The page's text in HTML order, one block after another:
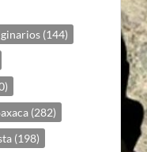
(144)
(282)
(198)